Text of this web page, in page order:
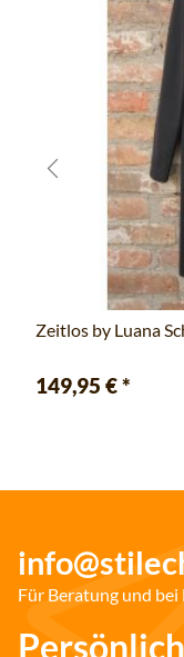
Zeitlos by Luana
149,95 €*
Für Beratung und